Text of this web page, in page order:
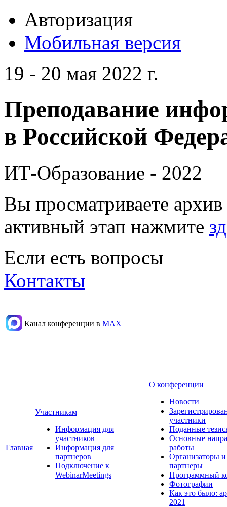
Авторизация
Мобильная версия
19 - 20 мая 2022 г.
Преподавание
в Российской
ИТ-Образование - 2022
Вы просматриваете
активный этап нажмите
Если есть вопросы
Контакты
Канал конференции в МАХ
Главная
Участникам
Информация для
участников
Информация для
партнеров
Подключение к
WebinarMeetings
О конференции
Новости
участники
Поданные
Основные
работы
Организаторы и
партнеры
Программный
Фотографии
Как это было:
2021